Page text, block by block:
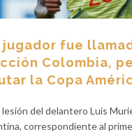
jugador fue
Colombia,
la Copa
del delantero Luis
correspondiente al